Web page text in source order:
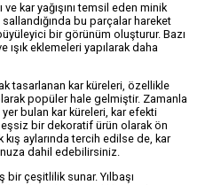
kar yağışını temsil eden minik
bu parçalar hareket
bir görünüm oluşturur. Bazı
eklemeleri yapılarak daha
tasarlanan kar küreleri, özellikle
popüler hale gelmiştir. Zamanla
bulan kar küreleri, kar efekti
bir dekoratif ürün olarak ön
kış aylarında tercih edilse de, kar
dahil edebilirsiniz.
bir çeşitlilik sunar. Yılbaşı